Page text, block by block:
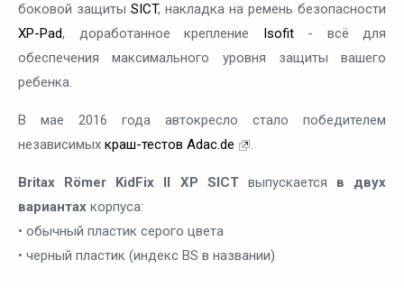
боковой защиты SICT, накладка на ремень безопасности
XP-Pad, доработанное крепление Isofit- всё для
обеспечения максимального уровня защиты вашего
ребенка.
В мае 2016 года автокресло стало победителем
независимых краш-тестов Adac.de .
Britax Römer KidFix II XP SICTвыпускается в двух
вариантах корпуса:
• обычный пластик серого цвета
• черный пластик (индекс BS в названии)